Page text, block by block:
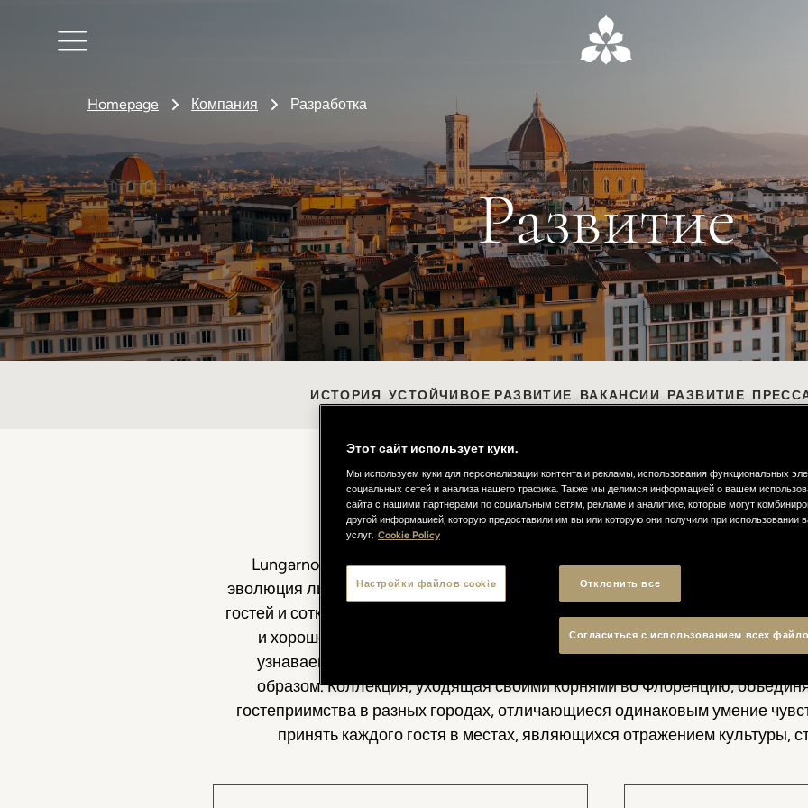
Homepage Компания Разработка
Развитие
ИСТОРИЯ УСТОЙЧИВОЕ РАЗВИТИЕ ВАКАНСИИ РАЗВИТИЕ
A Story of Hospitality
Lungarno Collection была основана во Флоренции по воле семьи
эволюция личного видения гостеприимства, глубоко связанного с
гостей и сотканного из внимания, красоты и отношений. Во времени эта
и хорошо структурированный холдинг, который способен развивать
узнаваемым характером, в котором эстетика и забота сочетаются друг с
образом. Коллекция, уходящая своими корнями во Флоренцию,
гостеприимства в разных городах, отличающиеся одинаковым умение
принять каждого гостя в местах, являющихся отражением культуры,
Этот сайт использует куки.
Мы используем куки для персонализации контента и рекламы, использования функциональных
социальных сетей и анализа нашего трафика. Также мы делимся информацией о вашем
сайта с нашими партнерами по социальным сетям, рекламе и аналитике, которые могут
другой информацией, которую предоставили им вы или которую они получили при использовании
услуг. Cookie Policy
Отклонить все
Согласиться с использованием всех
Настройки файлов cookie